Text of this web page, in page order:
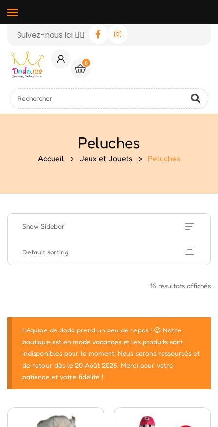
Suivez-nous ici 👉🏻
0
Peluches
Accueil > Jeux et Jouets > Peluches
Show Sidebar
Default sorting
16 résultats affichés
L'équipe de dodo prend un peu de repos ! 😉 Notre
boutique est en mode vacances et les produits sont
indisponibles pour le moment. Nous serons ressourcés et
de retour dès le 20 Août 2026. Merci pour votre
patience et votre fidélité !